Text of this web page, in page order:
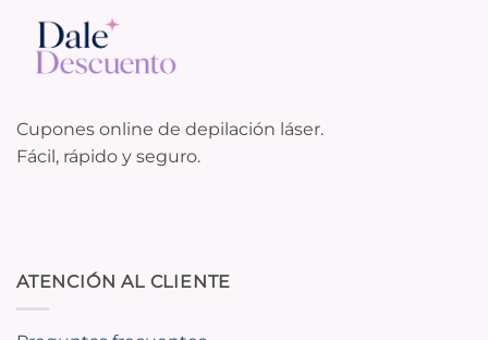
Cupones online de depilación láser.
Fácil, rápido y seguro.
ATENCIÓN AL CLIENTE